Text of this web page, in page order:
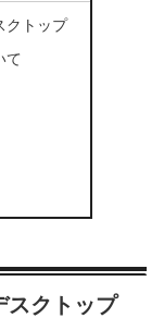
クトップ
て
クトップ